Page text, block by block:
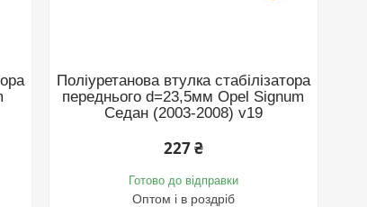
Поліуретанова втулка стабілізатора
переднього d=23,5мм Opel Signum
Седан (2003-2008) v19
227 ₴
Готово до відправки
Оптом і в роздріб